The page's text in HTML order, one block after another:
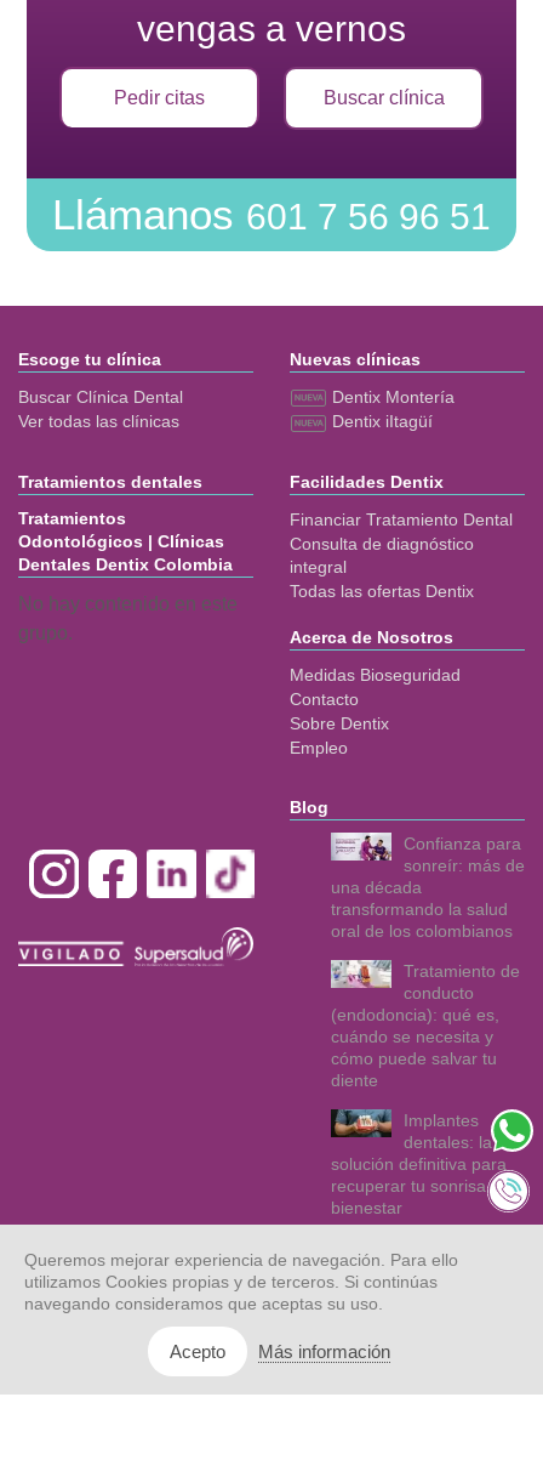
vengas a vernos
Pedir citas Buscar clínica
Llámanos 601 7 56 96 51
Escoge tu clínica
Buscar Clínica Dental
Ver todas las clínicas
Nuevas clínicas
Dentix Montería
Dentix iItagüí
Tratamientos dentales
Tratamientos
Odontológicos | Clínicas
Dentales Dentix Colombia
No hay contenido en este
grupo.
Facilidades Dentix
Financiar Tratamiento Dental
Consulta de diagnóstico
integral
Todas las ofertas Dentix
Acerca de Nosotros
Medidas Bioseguridad
Contacto
Sobre Dentix
Empleo
Blog
Confianza para
sonreír: más de
una década
transformando la salud
oral de los colombianos
Tratamiento de
conducto
(endodoncia): qué es,
cuándo se necesita y
cómo puede salvar tu
diente
Implantes
dentales: la
solución definitiva para
recuperar tu sonrisa y tu
bienestar
derechos
Mapa web Aviso legal
Queremos mejorar experiencia de navegación. Para ello
utilizamos Cookies propias y de terceros. Si continúas
navegando consideramos que aceptas su uso.
Acepto Más información